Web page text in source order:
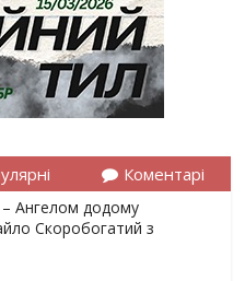
Коментарі
– Ангелом додому
Скоробогатий з